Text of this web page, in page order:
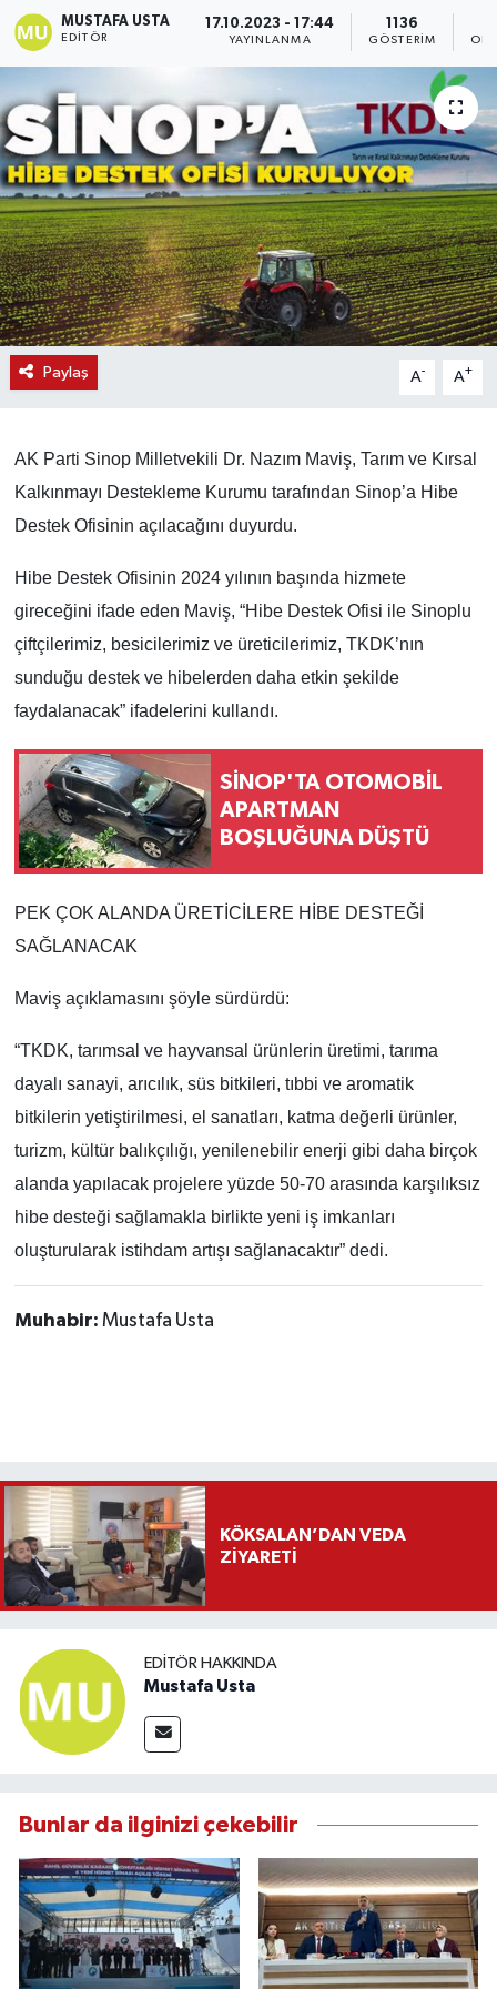
MUSTAFA USTA
EDITÖR
17.10.2023 - 17:44
YAYINLANMA
1136
GÖSTERIM
Paylaş A- A+
AK Parti Sinop Milletvekili Dr. Nazım Maviş, Tarım ve Kırsal
Kalkınmayı Destekleme Kurumu tarafından Sinop’a Hibe
Destek Ofisinin açılacağını duyurdu.
Hibe Destek Ofisinin 2024 yılının başında hizmete
gireceğini ifade eden Maviş, “Hibe Destek Ofisi ile Sinoplu
çiftçilerimiz, besicilerimiz ve üreticilerimiz, TKDK’nın
sunduğu destek ve hibelerden daha etkin şekilde
faydalanacak” ifadelerini kullandı.
SİNOP'TA OTOMOBİL
APARTMAN
BOŞLUĞUNA DÜŞTÜ
PEK ÇOK ALANDA ÜRETİCİLERE HİBE DESTEĞİ
SAĞLANACAK
Maviş açıklamasını şöyle sürdürdü:
“TKDK, tarımsal ve hayvansal ürünlerin üretimi, tarıma
dayalı sanayi, arıcılık, süs bitkileri, tıbbi ve aromatik
bitkilerin yetiştirilmesi, el sanatları, katma değerli ürünler,
turizm, kültür balıkçılığı, yenilenebilir enerji gibi daha birçok
alanda yapılacak projelere yüzde 50-70 arasında karşılıksız
hibe desteği sağlamakla birlikte yeni iş imkanları
oluşturularak istihdam artışı sağlanacaktır” dedi.
Muhabir: Mustafa Usta
KÖKSALAN’DAN VEDA
ZİYARETİ
EDITÖR HAKKINDA
Mustafa Usta
Bunlar da ilginizi çekebilir